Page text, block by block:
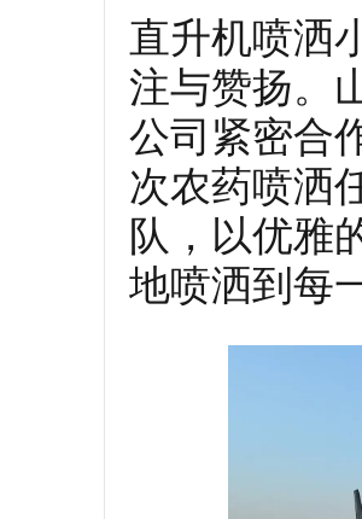
直升机喷洒
注与赞扬。
公司紧密合
次农药喷洒
队，以优雅
地喷洒到每